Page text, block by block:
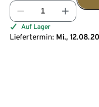
Auf Lager
Liefertermin: Mi.,